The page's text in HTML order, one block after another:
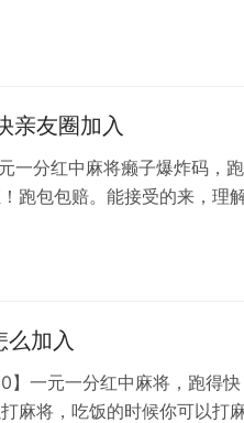
红中麻将，跑得快等多种玩
亲友圈加入
分红中麻将癞子爆炸码，
跑包包赔。能接受的来，理
加入
一元一分红中麻将，跑得
麻将，吃饭的时候你可以打